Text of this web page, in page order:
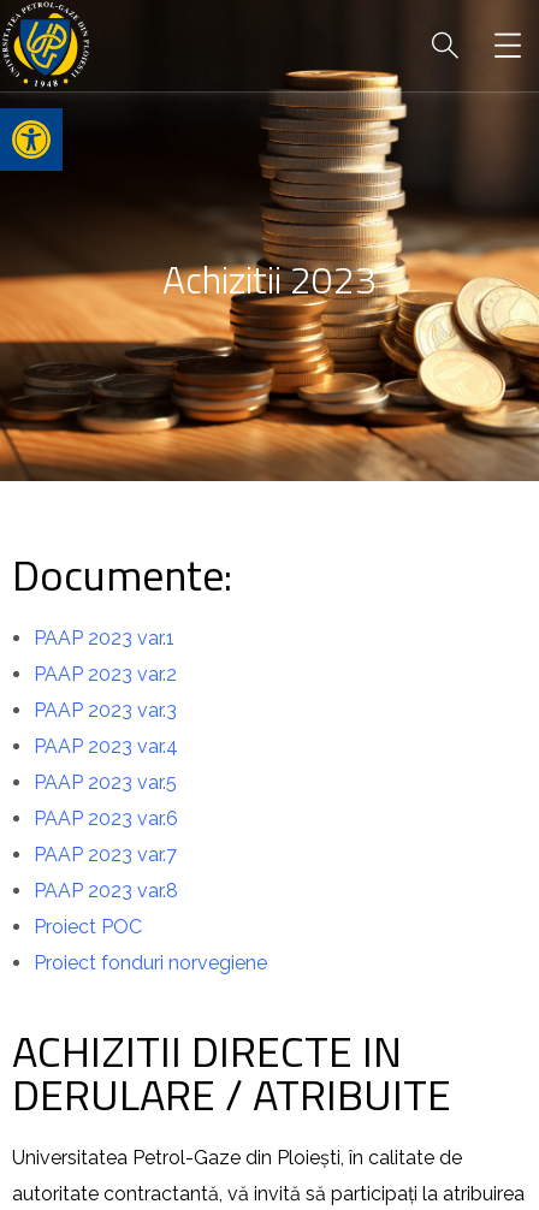
Open toolbar
Achizitii 2023
Documente:
PAAP 2023 var.1
PAAP 2023 var.2
PAAP 2023 var.3
PAAP 2023 var.4
PAAP 2023 var.5
PAAP 2023 var.6
PAAP 2023 var.7
PAAP 2023 var.8
Proiect POC
Proiect fonduri norvegiene
ACHIZITII DIRECTE IN
DERULARE / ATRIBUITE
Universitatea Petrol-Gaze din Ploiești, în calitate de
autoritate contractantă, vă invită să participați la atribuirea